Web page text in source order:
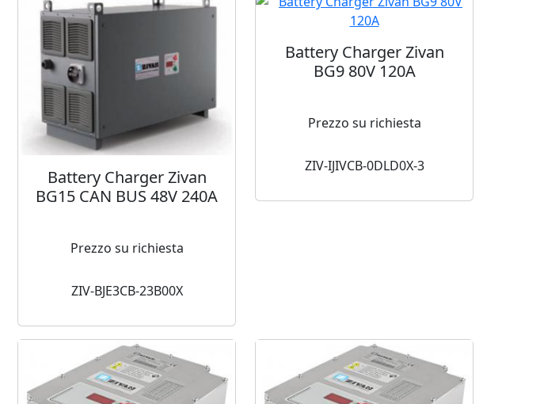
Battery Charger Zivan
BG15 CAN BUS 48V 240A
Prezzo su richiesta
ZIV-BJE3CB-23B00X
Battery Charger Zivan
BG9 80V 120A
Prezzo su richiesta
ZIV-IJIVCB-0DLD0X-3